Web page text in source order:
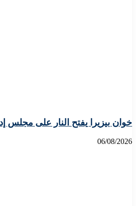
خوان بيزيرا يفتح النار على مجلس
06/08/2026